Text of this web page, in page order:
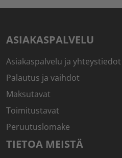
ASIAKASPALVELU
Asiakaspalvelu ja yhteystiedot
Palautus ja vaihdot
Maksutavat
Toimitustavat
Peruutuslomake
TIETOA MEISTÄ